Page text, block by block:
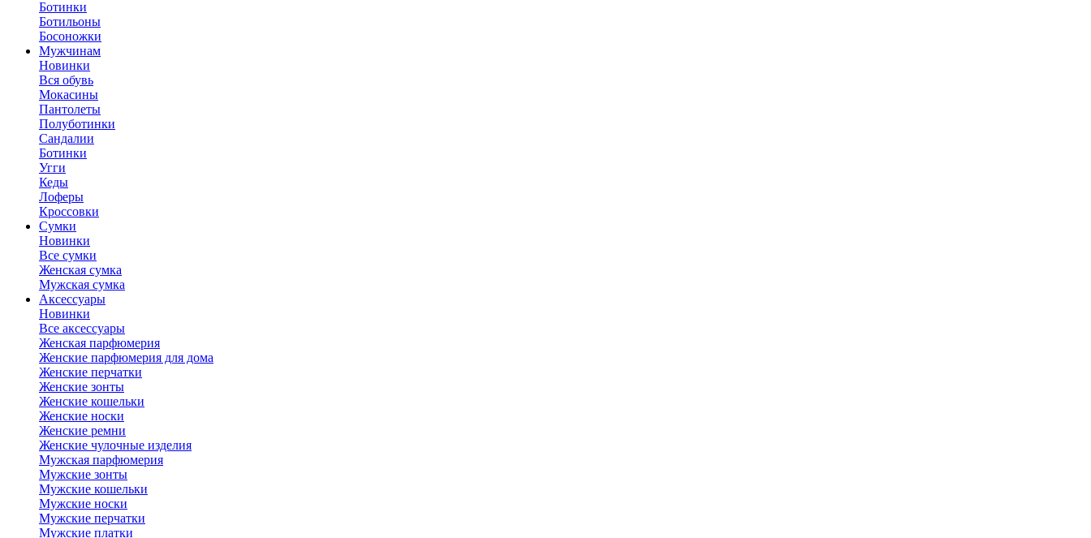
Ботинки
Ботильоны
Босоножки
Мужчинам
Новинки
Вся обувь
Мокасины
Пантолеты
Полуботинки
Сандалии
Ботинки
Угги
Кеды
Лоферы
Кроссовки
Сумки
Новинки
Все сумки
Женская сумка
Мужская сумка
Аксессуары
Новинки
Все аксессуары
Женская парфюмерия
Женские парфюмерия для дома
Женские перчатки
Женские зонты
Женские кошельки
Женские носки
Женские ремни
Женские чулочные изделия
Мужская парфюмерия
Мужские зонты
Мужские кошельки
Мужские носки
Мужские перчатки
Мужские платки